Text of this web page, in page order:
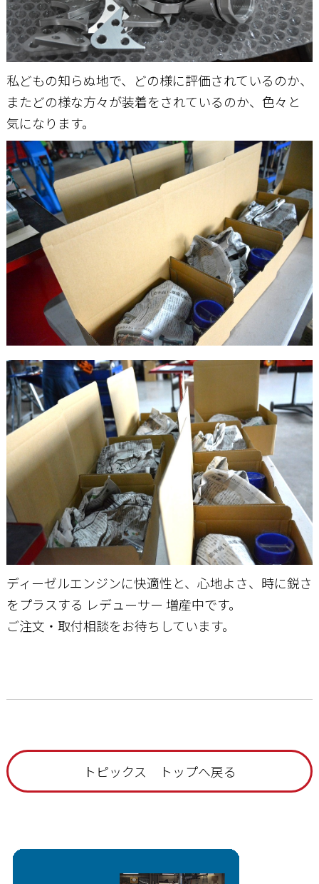
私どもの知らぬ地で、どの様に評価されているのか、
またどの様な方々が装着をされているのか、色々と
気になります。
ディーゼルエンジンに快適性と、心地よさ、時に鋭さ
をプラスする レデューサー 増産中です。
ご注文・取付相談をお待ちしています。
トピックス トップへ戻る